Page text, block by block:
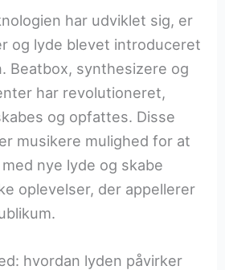
har udviklet sig, er
og lyde blevet introduceret
Beatbox, synthesizere og
har revolutioneret,
og opfattes. Disse
musikere mulighed for at
nye lyde og skabe
oplevelser, der appellerer
hvordan lyden påvirker